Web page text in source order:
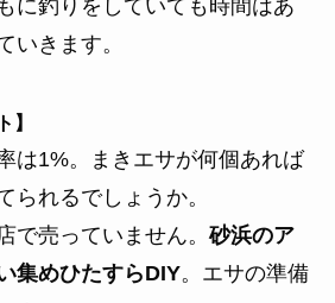
に釣りをしていても時間はあ
いきます。
】
は1%。まきエサが何個あれば
られるでしょうか。
で売っていません。砂浜のア
集めひたすらDIY。エサの準備